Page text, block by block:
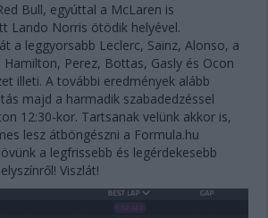
Bull, egyúttal a McLaren is
Lando Norris ötödik helyével.
a leggyorsabb Leclerc, Sainz, Alonso, a
Perez, Bottas, Gasly és Ocon
illeti. A további eredmények alább
majd a harmadik szabadedzéssel
12:30-kor. Tartsanak velünk akkor is,
lesz átböngészni a Formula.hu
a legfrissebb és legérdekesebb
Viszlát!